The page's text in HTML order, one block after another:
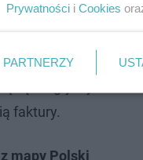
dotyczące
Od września nie
mogły
faktury.
mapy Polski
Prywatności i Cookies
PARTNERZY